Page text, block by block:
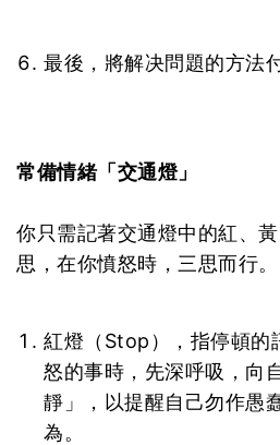
最後，將解决問題的方法
常備情緒「交通燈」
你只需記著交通燈中的紅、
思，在你憤怒時，三思而行。
紅燈（Stop），指停頓的
怒的事時，先深呼吸，向
靜」，以提醒自己勿作愚
為。